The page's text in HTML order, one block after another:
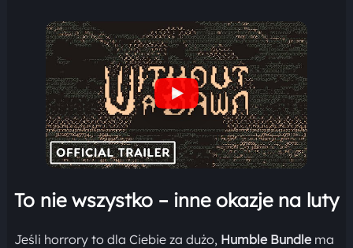
To nie wszystko – inne okazje na luty
Jeśli horrory to dla Ciebie za dużo, Humble Bundlema